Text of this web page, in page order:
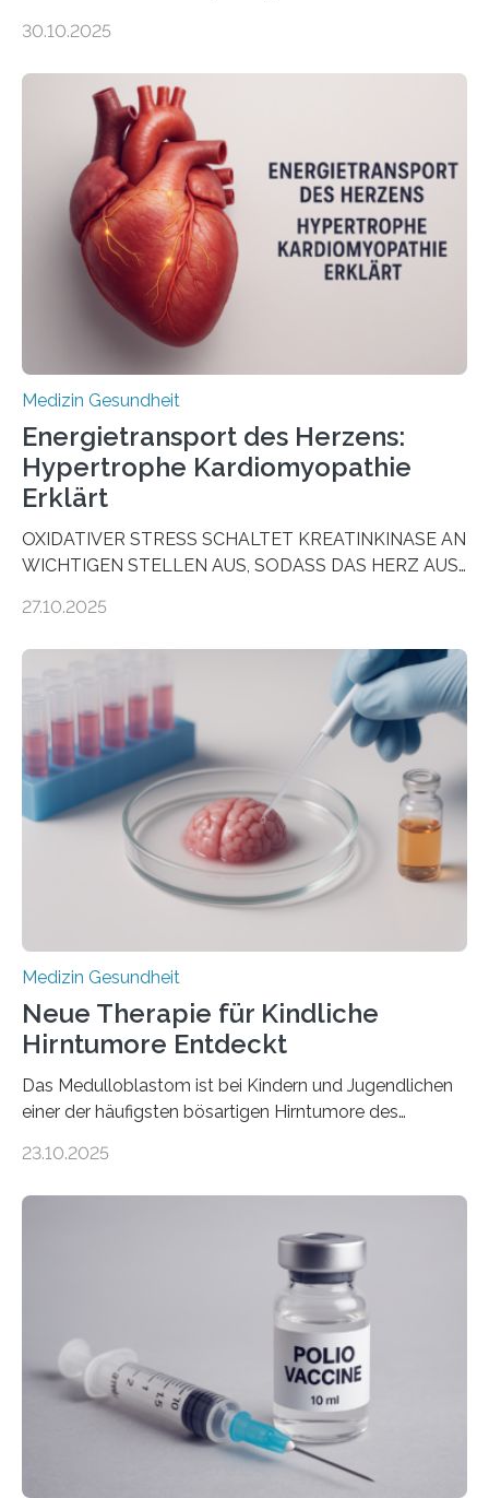
behandelt werden kann. In ihrer aktuellen Studie,
Oncology, zeigen die Forschenden, dass Mini-Tumore
aus Gewebe von Patientinnen und Patienten –
sogenannte Organoide – genutzt werden können, um
vorab zu prüfen, welche Medikamente am besten
wirken. Dabei wurde ein Eiweiß identifiziert, das künftig
als Biomarker für die Wahl der passenden Therapie
dienen könnte. Darmkrebs zählt weltweit zu den
häufigsten Krebsarten und stellt…
30.10.2025
Medizin Gesundheit
Energietransport des Herzens:
Hypertrophe Kardiomyopathie
Erklärt
OXIDATIVER STRESS SCHALTET KREATINKINASE AN
WICHTIGEN STELLEN AUS, SODASS DAS HERZ AUS
aus dem Deutschen Zentrum für Herzinsuffizienz
im Journal Circulation, warum der Energietransport bei
der Hypertrophen Kardiomyopathie (HCM) versagen
kann und wie sich durch eine Verringerung der
Herzbelastung und des oxidativen Stresses
Rhythmusstörungen reduzieren lassen. Würzburg. Die
hypertrophe Kardiomyopathie (HCM) ist die häufigste
erblich bedingte Herzerkrankung. Sie führt dazu, dass
sich die linke Herzkammer verdickt, der Herzmuskel zu
stark kontrahiert…
27.10.2025
Medizin Gesundheit
Neue Therapie für Kindliche
Hirntumore Entdeckt
Das Medulloblastom ist bei Kindern und Jugendlichen
einer der häufigsten bösartigen Hirntumore des
Betroffenen können mit heutigen Methoden geheilt
Dringend benötigt werden zielgerichtete Therapien, die
nur Tumorschwachstellen angreifen und normales
Gewebe verschonen. Forschende um Daniel Merk vom
Hertie-Institut für klinische Hirnforschung am
Universitätsklinikum Tübingen haben eine solche
Schwachstelle im Erbgut einer Untergruppe des
Medulloblastoms gefunden. Die Wilhelm Sander-
Stiftung unterstützte das Projekt…
23.10.2025